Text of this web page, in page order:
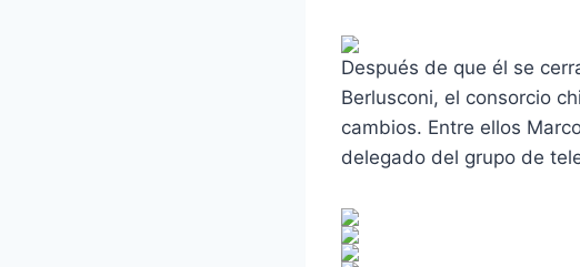
Después de que él se
Berlusconi, el consorcio
cambios. Entre ellos
delegado del grupo de